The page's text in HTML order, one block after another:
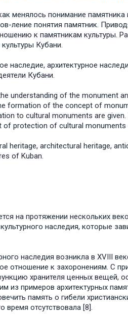
менялось понимание
ление понятия памятник.
к памятникам культуры.
Кубани.
наследие, архитектурное
Кубани.
understanding of the monument
formation of the concept of
to cultural monuments are
of protection of cultural monuments
heritage, architectural heritage,
of Kuban.
на протяжении нескольких
наследия, которые
наследия возникла в XVIII
к захоронениям. С
хранителя ценных вещей,
примеров архитектурных
память о гибели
время отсутствовала [8].